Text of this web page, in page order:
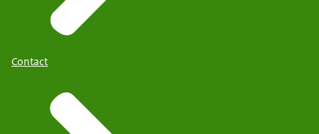
Contact